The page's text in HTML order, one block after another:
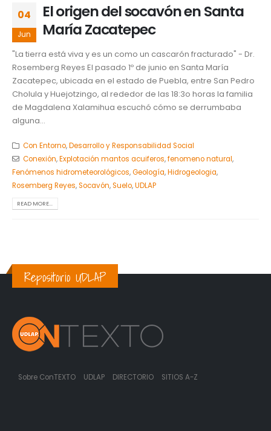
04
Jun
El origen del socavón en Santa
María Zacatepec
"La tierra está viva y es un como un cascarón fracturado" - Dr.
Rosemberg Reyes El pasado 1º de junio en Santa María
Zacatepec, ubicada en el estado de Puebla, entre San Pedro
Cholula y Huejotzingo, al rededor de las 18:3o horas la familia
de Magdalena Xalamihua escuchó cómo se derrumbaba
alguna...
Con Entorno,Desarrollo y Responsabilidad Social
Conexión,Explotación mantos acuiferos,fenomeno natural,
Fenómenos hidrometeorológicos,Geología,Hidrogeologia,
Rosemberg Reyes,Socavón,Suelo,UDLAP
READ MORE...
Repositorio UDLAP
Sobre ConTEXTO UDLAP DIRECTORIO SITIOS A-Z